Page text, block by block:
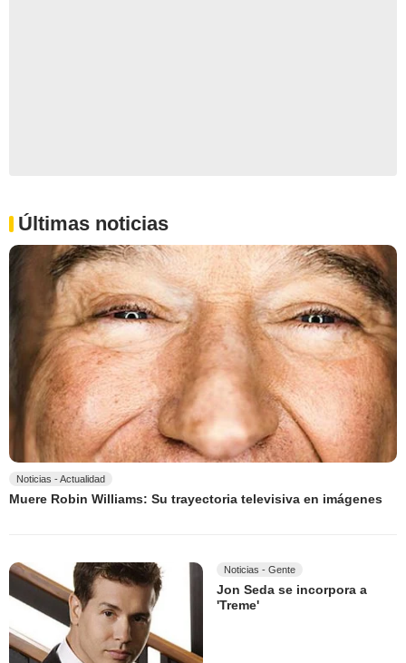
Últimas noticias
Noticias - Actualidad
Muere Robin Williams: Su trayectoria televisiva en imágenes
Noticias - Gente
Jon Seda se incorpora a
'Treme'